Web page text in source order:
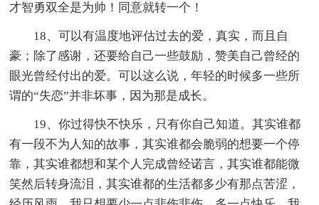
才智勇双全是为帅！同意就转一个！
18、可以有温度地评估过去的爱，真实，而且自
豪；除了感谢，还要给自己一些鼓励，赞美自己曾经的
眼光曾经付出的爱。可以这么说，年轻的时候多一些所
谓的“失恋”并非坏事，因为那是成长。
19、你过得快不快乐，只有你自己知道。其实谁都
有一段不为人知的故事，其实谁都会脆弱的想要一个停
靠，其实谁都想和某个人完成曾经诺言，其实谁都能微
笑然后转身流泪，其实谁都的生活都多少有那点苦涩，